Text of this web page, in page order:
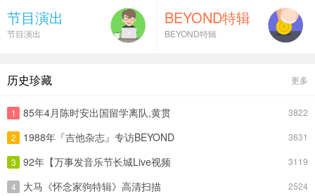
节目演出
节目演出
BEYOND特辑
BEYOND特辑
更多
历史珍藏
3822
1 85年4月陈时安出国留学离队,黄贯
3631
2 1988年『吉他杂志』专访BEYOND
3119
3 92年【万事发音乐节长城Live视频
2524
4 大马《怀念家驹特辑》高清扫描